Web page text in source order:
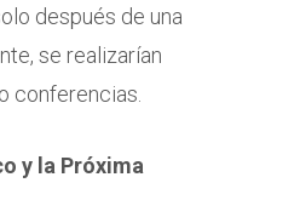
después de una
se realizarían
conferencias.
y la Próxima